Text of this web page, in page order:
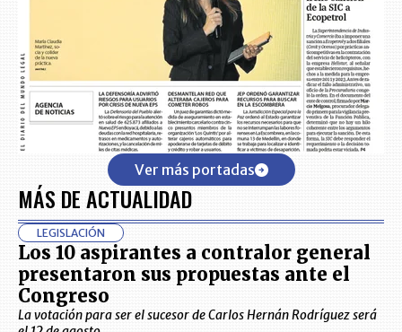
Ver más portadas
MÁS DE ACTUALIDAD
LEGISLACIÓN
Los 10 aspirantes a contralor general
presentaron sus propuestas ante el
Congreso
La votación para ser el sucesor de Carlos Hernán Rodríguez será